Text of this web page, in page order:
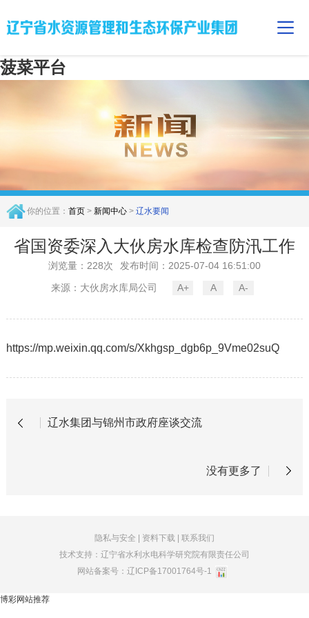
菠菜平台
你的位置： 首页> 新闻中心> 辽水要闻
省国资委深入大伙房水库检查防汛工作
浏览量：228次
发布时间：2025-07-04 16:51:00
来源：大伙房水库局公司
A+ A A-
https://mp.weixin.qq.com/s/Xkhgsp_dgb6p_9Vme02suQ
辽水集团与锦州市政府座谈交流
没有更多了
隐私与安全 资料下载|
联系我们
技术支持：辽宁省水利水电科学研究院有限责任公司
网站备案号：辽ICP备17001764号-1
博彩网站推荐